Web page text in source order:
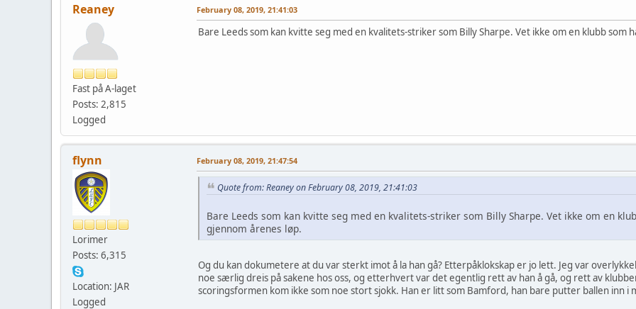
Reaney
Fast på A-laget
Posts: 2,815
Logged
February 08, 2019, 21:41:03
Bare Leeds som kan kvitte seg med en kvalitets-striker som Billy Sharpe. Vet ikke om en klubb
flynn
Lorimer
Posts: 6,315
Location: JAR
Logged
February 08, 2019, 21:47:54
Quote from: Reaney on February 08, 2019, 21:41:03
Bare Leeds som kan kvitte seg med en kvalitets-striker som Billy Sharpe. Vet ikke om en
gjennom årenes løp.
Og du kan dokumetere at du var sterkt imot å la han gå? Etterpåklokskap er jo lett. Jeg var
noe særlig dreis på sakene hos oss, og etterhvert var det egentlig rett av han å gå, og rett av
scoringsformen kom ikke som noe stort sjokk. Han er litt som Bamford, han bare putter ballen inn i